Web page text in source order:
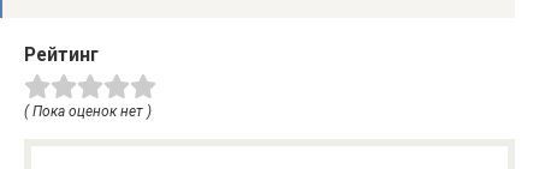
Рейтинг
( Пока оценок нет )